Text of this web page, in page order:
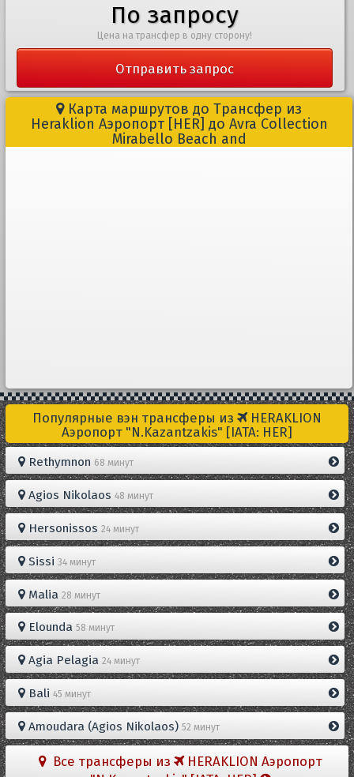
По запросу
Цена на трансфер в одну сторону!
Отправить запрос
Карта маршрутов до Трансфер из
Heraklion Aэропорт [HER] до Avra Collection
Mirabello Beach and
Популярные вэн трансферы из
HERAKLION
Aэропорт "N.Kazantzakis" [IATA: HER]
Rethymnon 68 минут
Agios Nikolaos 48 минут
Hersonissos 24 минут
Sissi 34 минут
Malia 28 минут
Elounda 58 минут
Agia Pelagia 24 минут
Bali 45 минут
Amoudara (Agios Nikolaos) 52 минут
Все трансферы из
HERAKLION Aэропорт